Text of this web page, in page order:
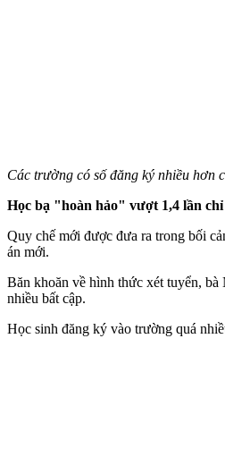
Các trường có số đăng ký nhiều hơn
Học bạ "hoàn hảo" vượt 1,4 lần chỉ
Quy chế mới được đưa ra trong bối
án mới.
Băn khoăn về hình thức xét tuyển,
nhiều bất cập.
Học sinh đăng ký vào trường quá